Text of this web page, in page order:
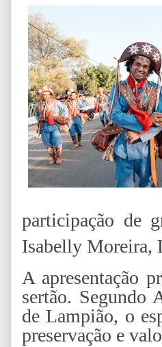
participação de
Isabelly Moreira,
A apresentação
sertão. Segundo
de Lampião, o
preservação e